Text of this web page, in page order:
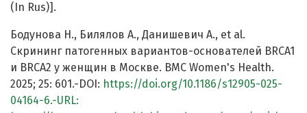
(In Rus)].
Бодунова Н., Билялов А., Данишевич А., et al.
Скрининг патогенных вариантов-основателей BRCA1
и BRCA2 у женщин в Москве. BMC Women's Health.
2025; 25: 601.-DOI: https://doi.org/10.1186/s12905-025-
04164-6.-URL: